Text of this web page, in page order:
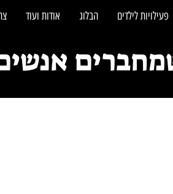
פעילויות לילדים הבלוג אודות ועוד